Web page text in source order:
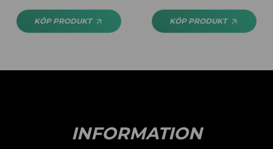
KÖP PRODUKT KÖP PRODUKT
INFORMATION